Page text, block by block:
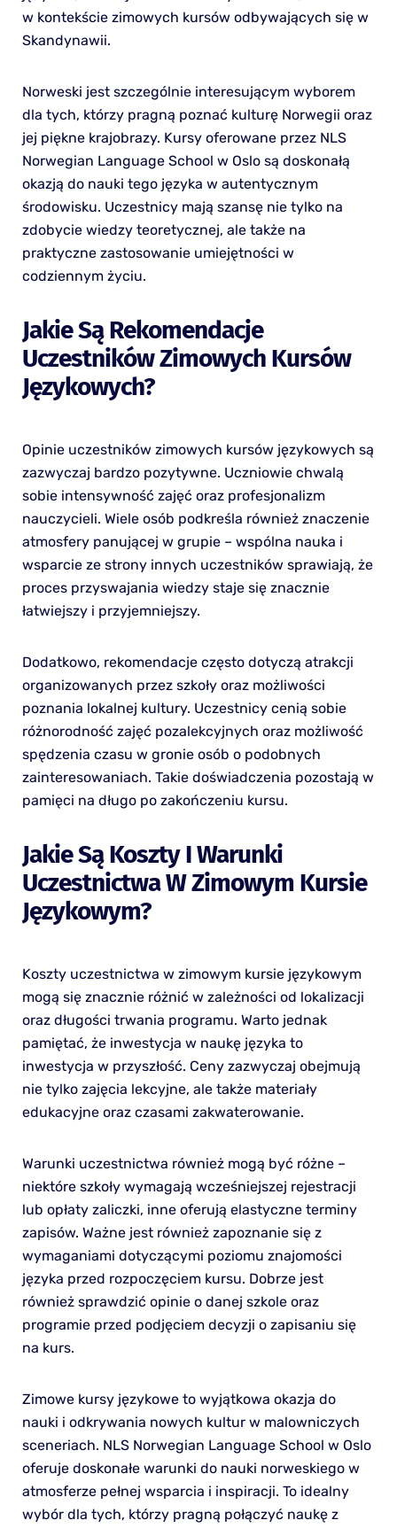
w kontekście zimowych kursów odbywających się w
Skandynawii.
Norweski jest szczególnie interesującym wyborem
dla tych, którzy pragną poznać kulturę Norwegii oraz
jej piękne krajobrazy. Kursy oferowane przez NLS
Norwegian Language School w Oslo są doskonałą
okazją do nauki tego języka w autentycznym
środowisku. Uczestnicy mają szansę nie tylko na
zdobycie wiedzy teoretycznej, ale także na
praktyczne zastosowanie umiejętności w
codziennym życiu.
Jakie Są Rekomendacje
Uczestników Zimowych Kursów
Językowych?
Opinie uczestników zimowych kursów językowych są
zazwyczaj bardzo pozytywne. Uczniowie chwalą
sobie intensywność zajęć oraz profesjonalizm
nauczycieli. Wiele osób podkreśla również znaczenie
atmosfery panującej w grupie – wspólna nauka i
wsparcie ze strony innych uczestników sprawiają, że
proces przyswajania wiedzy staje się znacznie
łatwiejszy i przyjemniejszy.
Dodatkowo, rekomendacje często dotyczą atrakcji
organizowanych przez szkoły oraz możliwości
poznania lokalnej kultury. Uczestnicy cenią sobie
różnorodność zajęć pozalekcyjnych oraz możliwość
spędzenia czasu w gronie osób o podobnych
zainteresowaniach. Takie doświadczenia pozostają w
pamięci na długo po zakończeniu kursu.
Jakie Są Koszty I Warunki
Uczestnictwa W Zimowym Kursie
Językowym?
Koszty uczestnictwa w zimowym kursie językowym
mogą się znacznie różnić w zależności od lokalizacji
oraz długości trwania programu. Warto jednak
pamiętać, że inwestycja w naukę języka to
inwestycja w przyszłość. Ceny zazwyczaj obejmują
nie tylko zajęcia lekcyjne, ale także materiały
edukacyjne oraz czasami zakwaterowanie.
Warunki uczestnictwa również mogą być różne –
niektóre szkoły wymagają wcześniejszej rejestracji
lub opłaty zaliczki, inne oferują elastyczne terminy
zapisów. Ważne jest również zapoznanie się z
wymaganiami dotyczącymi poziomu znajomości
języka przed rozpoczęciem kursu. Dobrze jest
również sprawdzić opinie o danej szkole oraz
programie przed podjęciem decyzji o zapisaniu się
na kurs.
Zimowe kursy językowe to wyjątkowa okazja do
nauki i odkrywania nowych kultur w malowniczych
sceneriach. NLS Norwegian Language School w Oslo
oferuje doskonałe warunki do nauki norweskiego w
atmosferze pełnej wsparcia i inspiracji. To idealny
wybór dla tych, którzy pragną połączyć naukę z